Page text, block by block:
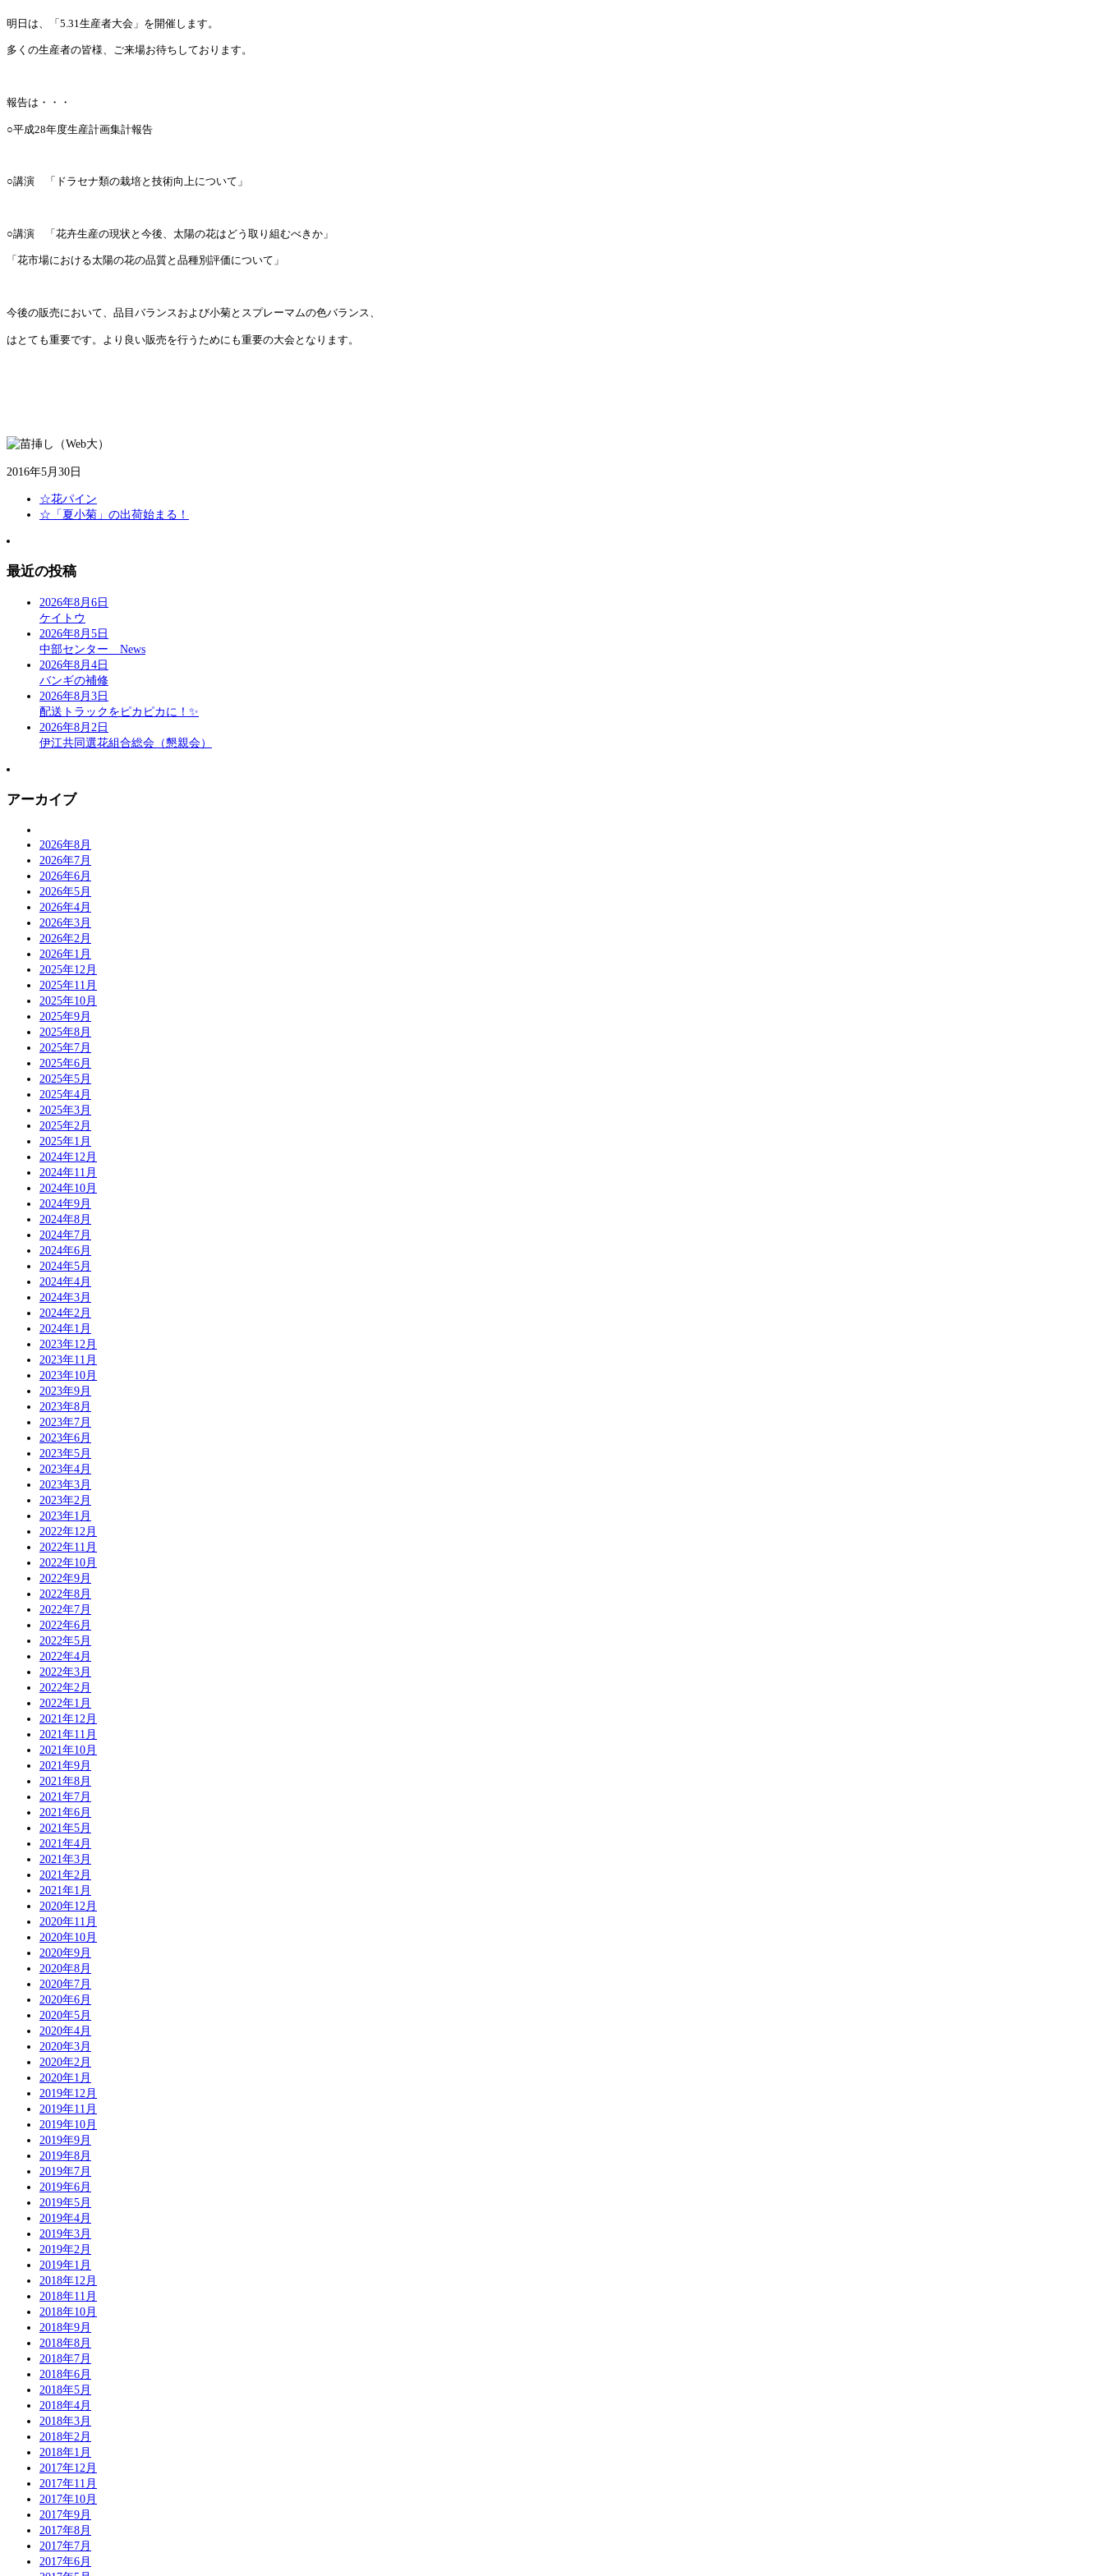
明日は、「5.31生産者大会」を開催します。
多くの生産者の皆様、ご来場お待ちしております。
報告は・・・
○平成28年度生産計画集計報告
○講演 「ドラセナ類の栽培と技術向上について」
○講演 「花卉生産の現状と今後、太陽の花はどう取り組むべきか」
「花市場における太陽の花の品質と品種別評価について」
今後の販売において、品目バランスおよび小菊とスプレーマムの色バランス、
はとても重要です。より良い販売を行うためにも重要の大会となります。
2016年5月30日
☆花パイン
☆「夏小菊」の出荷始まる！
最近の投稿
2026年8月6日
ケイトウ
2026年8月5日
中部センター News
2026年8月4日
バンギの補修
2026年8月3日
配送トラックをピカピカに！✨
2026年8月2日
伊江共同選花組合総会（懇親会）
アーカイブ
2026年8月
2026年7月
2026年6月
2026年5月
2026年4月
2026年3月
2026年2月
2026年1月
2025年12月
2025年11月
2025年10月
2025年9月
2025年8月
2025年7月
2025年6月
2025年5月
2025年4月
2025年3月
2025年2月
2025年1月
2024年12月
2024年11月
2024年10月
2024年9月
2024年8月
2024年7月
2024年6月
2024年5月
2024年4月
2024年3月
2024年2月
2024年1月
2023年12月
2023年11月
2023年10月
2023年9月
2023年8月
2023年7月
2023年6月
2023年5月
2023年4月
2023年3月
2023年2月
2023年1月
2022年12月
2022年11月
2022年10月
2022年9月
2022年8月
2022年7月
2022年6月
2022年5月
2022年4月
2022年3月
2022年2月
2022年1月
2021年12月
2021年11月
2021年10月
2021年9月
2021年8月
2021年7月
2021年6月
2021年5月
2021年4月
2021年3月
2021年2月
2021年1月
2020年12月
2020年11月
2020年10月
2020年9月
2020年8月
2020年7月
2020年6月
2020年5月
2020年4月
2020年3月
2020年2月
2020年1月
2019年12月
2019年11月
2019年10月
2019年9月
2019年8月
2019年7月
2019年6月
2019年5月
2019年4月
2019年3月
2019年2月
2019年1月
2018年12月
2018年11月
2018年10月
2018年9月
2018年8月
2018年7月
2018年6月
2018年5月
2018年4月
2018年3月
2018年2月
2018年1月
2017年12月
2017年11月
2017年10月
2017年9月
2017年8月
2017年7月
2017年6月